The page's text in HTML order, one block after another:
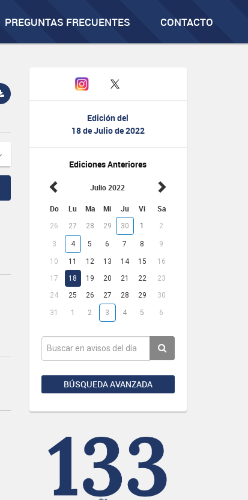
PREGUNTAS FRECUENTES CONTACTO
Edición del
18 de Julio de 2022
Ediciones Anteriores
Julio 2022
Do Lu Ma Mi Ju Vi Sa
26 27 28 29 30 1 2
3 4 5 6 7 8 9
10 11 12 13 14 15
16
17
18 19 20 21 22
23
24
25 26 27 28 29 30
31 1 2 3 4 5 6
BÚSQUEDA AVANZADA